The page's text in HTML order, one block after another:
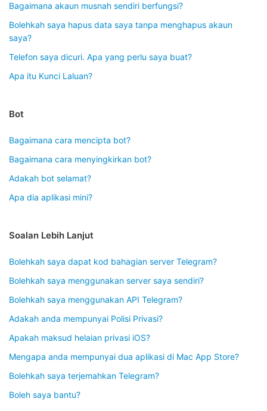
Bagaimana akaun musnah sendiri berfungsi?
Bolehkah saya hapus data saya tanpa menghapus akaun
saya?
Telefon saya dicuri. Apa yang perlu saya buat?
Apa itu Kunci Laluan?
Bot
Bagaimana cara mencipta bot?
Bagaimana cara menyingkirkan bot?
Adakah bot selamat?
Apa dia aplikasi mini?
Soalan Lebih Lanjut
Bolehkah saya dapat kod bahagian server Telegram?
Bolehkah saya menggunakan server saya sendiri?
Bolehkah saya menggunakan API Telegram?
Adakah anda mempunyai Polisi Privasi?
Apakah maksud helaian privasi iOS?
Mengapa anda mempunyai dua aplikasi di Mac App Store?
Bolehkah saya terjemahkan Telegram?
Boleh saya bantu?